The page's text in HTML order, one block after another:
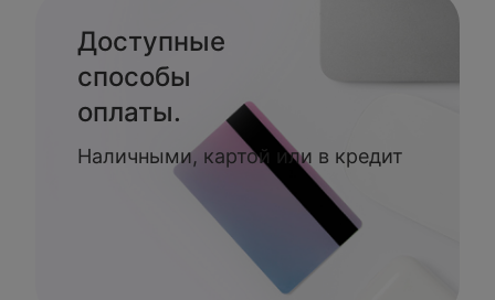
Доступные
способы
оплаты.
Наличными, картой или в кредит